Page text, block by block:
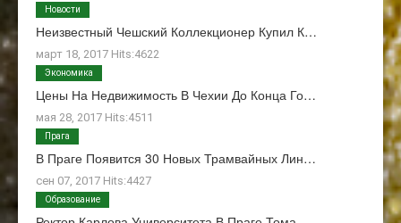
Неизвестный Чешский Коллекционер Купил К…
март 18, 2017 Hits:4622
Новости
Цены На Недвижимость В Чехии До Конца Го…
мая 28, 2017 Hits:4511
Экономика
В Праге Появится 30 Новых Трамвайных Лин…
сен 07, 2017 Hits:4427
Прага
Образование